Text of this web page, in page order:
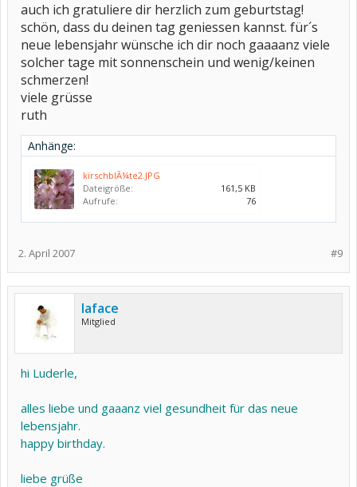
auch ich gratuliere dir herzlich zum geburtstag!
schön, dass du deinen tag geniessen kannst. für´s
neue lebensjahr wünsche ich dir noch gaaaanz viele
solcher tage mit sonnenschein und wenig/keinen
schmerzen!
viele grüsse
ruth
Anhänge:
kirschblÃ¼te2.JPG
Dateigröße:
161,5 KB
Aufrufe:
76
#9
2. April 2007
laface
Mitglied
hi Luderle,
alles liebe und gaaanz viel gesundheit für das neue
lebensjahr.
happy birthday.
liebe grüße